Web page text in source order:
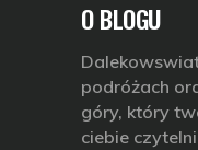
O BLOGU
podróżach
góry, który
ciebie